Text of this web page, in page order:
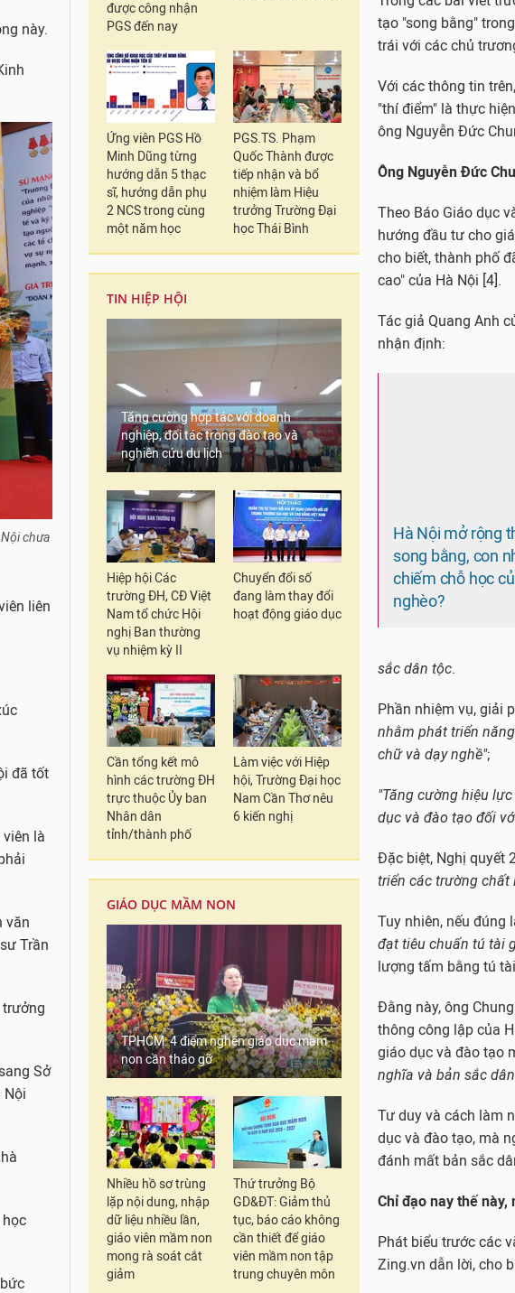
này.
chưa
liên
đã tốt
là
văn
Trần
trưởng
Sở
Nội
học
được công nhận
PGS đến nay
Ứng viên PGS Hồ
Minh Dũng từng
hướng dẫn 5 thạc
sĩ, hướng dẫn phụ
2 NCS trong cùng
một năm học
PGS.TS. Phạm
Quốc Thành được
tiếp nhận và bổ
nhiệm làm Hiệu
trưởng Trường Đại
học Thái Bình
TIN HIỆP HỘI
Tăng cường hợp tác với doanh
nghiệp, đối tác trong đào tạo và
nghiên cứu du lịch
Hiệp hội Các
trường ĐH, CĐ Việt
Nam tổ chức Hội
nghị Ban thường
vụ nhiệm kỳ II
Chuyển đổi số
đang làm thay đổi
hoạt động giáo dục
Cần tổng kết mô
hình các trường ĐH
trực thuộc Ủy ban
Nhân dân
tỉnh/thành phố
Làm việc với Hiệp
hội, Trường Đại học
Nam Cần Thơ nêu
6 kiến nghị
GIÁO DỤC MẦM NON
TPHCM: 4 điểm nghẽn giáo dục mầm
non cần tháo gỡ
Nhiều hồ sơ trùng
lặp nội dung, nhập
dữ liệu nhiều lần,
giáo viên mầm non
mong rà soát cắt
giảm
Thứ trưởng Bộ
GD&ĐT: Giảm thủ
tục, báo cáo không
cần thiết để giáo
viên mầm non tập
trung chuyên môn
Ông Nguyễn Đức
Ngày 22/3/2017 Ủy
của tập thể lãnh đạo
thông Chu Văn An.
Sau khi nghe Giám
chỉ đạo của Ủy ban
phổ thông Chu Văn
đã ủng hộ và chuẩn
Trong các bài viết
Theo Báo Giáo dục
hướng đầu tư cho
cho biết, thành phố
cao" của Hà Nội [4].
Tác giả Quang Anh
Hà Nội mở rộng
chiếm chỗ học
nghèo?
sắc dân tộc.
Phần nhiệm vụ, giải
nhằm phát triển
"Tăng cường hiệu
dục và đào tạo đối
Đặc biệt, Nghị quyết
Tuy nhiên, nếu đúng